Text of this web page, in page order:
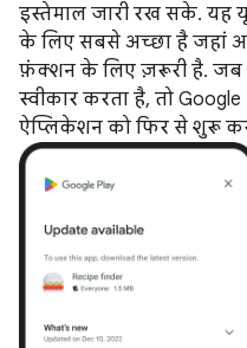
इस्तेमाल जारी रख सके. यह
के लिए सबसे अच्छा है जहां
फ़ंक्शन के लिए ज़रूरी है. जब
स्वीकार करता है, तो
ऐप्लिकेशन को फिर से शुरू